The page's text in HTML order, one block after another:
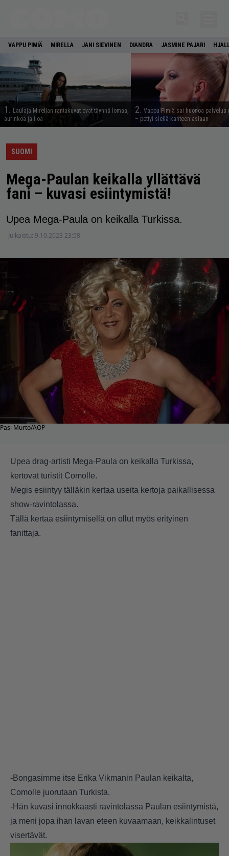
VAPPU PIMIÄ MIRELLA JANI SIEVINEN DIANDRA JASMINE PAJARI
1. Laulaja Mirellan rantakuvat ovat täynnä lomaa,
aurinkoa ja iloa
2. Vappu Pimiä sai huonoa palvelua
– pettyi siellä kahteen asiaan
SUOMI
Mega-Paulan keikalla yllättävä
fani – kuvasi esiintymistä!
Upea Mega-Paula on keikalla Turkissa.
Julkaistu: 9.10.2023 23:58
Pasi Murto/AOP
Upea drag-artisti Mega-Paula on keikalla Turkissa,
kertovat turistit Comolle.
Megis esiintyy tälläkin kertaa useita kertoja paikallisessa
show-ravintolassa.
Tällä kertaa esiintymisellä on ollut myös erityinen
fanittaja.
-Bongasimme itse Erika Vikmanin Paulan keikalta,
Comolle juorutaan Turkista.
-Hän kuvasi innokkaasti ravintolassa Paulan esiintymistä,
ja meni jopa ihan lavan eteen kuvaamaan, keikkalintuset
visertävät.